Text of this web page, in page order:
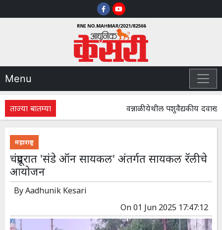
Menu
ताज्या बातम्या वन्नाळी येथील पशुवैद्यकीय
महाराष्ट्र
चंद्रपूरात 'संडे ऑन सायकल' अंतर्गत सायकल रॅलीचे
आयोजन
ByAadhunik Kesari
On01 Jun 2025 17:47:12